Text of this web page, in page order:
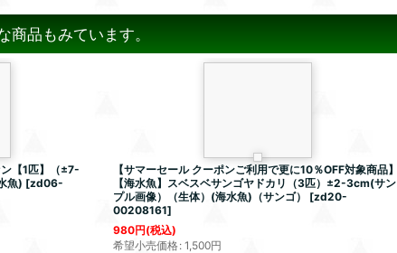
商品もみています。
ン【1匹】（±7-
魚) [zd06-
【サマーセール クーポンご利用で更に10％OFF対象商品】
【海水魚】スベスベサンゴヤドカリ（3匹）±2-3cm(サン
プル画像）（生体）(海水魚)（サンゴ）
[zd20-
00208161]
980円(税込)
希望小売価格: 1,500円